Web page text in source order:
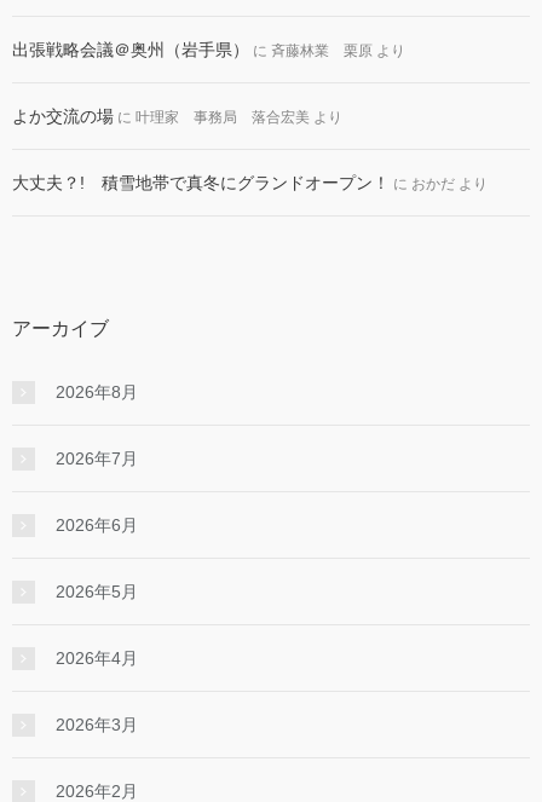
出張戦略会議＠奥州（岩手県） に 斉藤林業 栗原 より
よか交流の場 に 叶理家 事務局 落合宏美 より
大丈夫？! 積雪地帯で真冬にグランドオープン！ に おかだ より
アーカイブ
2026年8月
2026年7月
2026年6月
2026年5月
2026年4月
2026年3月
2026年2月